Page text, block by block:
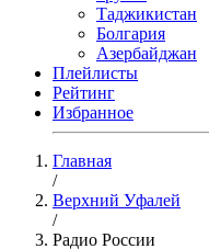
Таджикистан
Болгария
Азербайджан
Плейлисты
Рейтинг
Избранное
Главная
/
Верхний Уфалей
/
Радио России